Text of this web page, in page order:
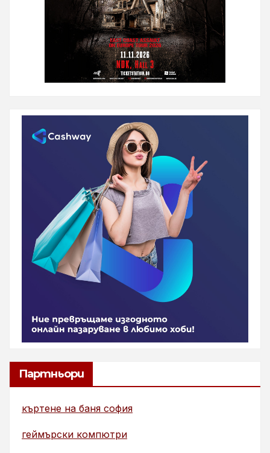
Партньори
къртене на баня софия
геймърски компютри